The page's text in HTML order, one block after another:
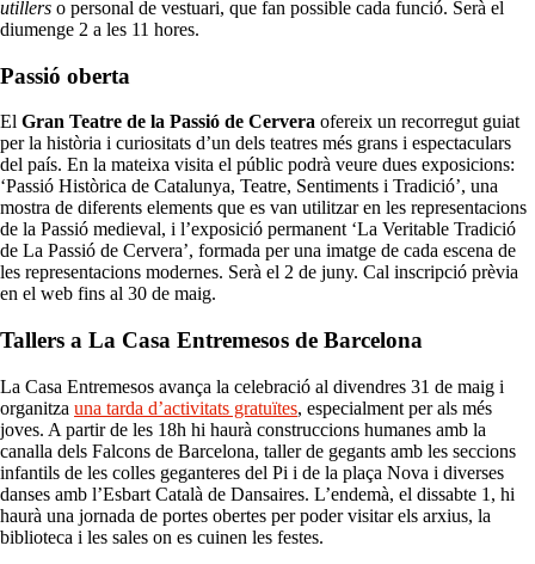
utillers o personal de vestuari, que fan possible cada funció. Serà el
diumenge 2 a les 11 hores.
Passió oberta
El Gran Teatre de la Passió de Cervera ofereix un recorregut guiat
per la història i curiositats d’un dels teatres més grans i espectaculars
del país. En la mateixa visita el públic podrà veure dues exposicions:
‘Passió Històrica de Catalunya, Teatre, Sentiments i Tradició’, una
mostra de diferents elements que es van utilitzar en les representacions
de la Passió medieval, i l’exposició permanent ‘La Veritable Tradició
de La Passió de Cervera’, formada per una imatge de cada escena de
les representacions modernes. Serà el 2 de juny. Cal inscripció prèvia
en el web fins al 30 de maig.
Tallers a La Casa Entremesos de Barcelona
La Casa Entremesos avança la celebració al divendres 31 de maig i
organitza una tarda d’activitats gratuïtes, especialment per als més
joves. A partir de les 18h hi haurà construccions humanes amb la
canalla dels Falcons de Barcelona, taller de gegants amb les seccions
infantils de les colles geganteres del Pi i de la plaça Nova i diverses
danses amb l’Esbart Català de Dansaires. L’endemà, el dissabte 1, hi
haurà una jornada de portes obertes per poder visitar els arxius, la
biblioteca i les sales on es cuinen les festes.